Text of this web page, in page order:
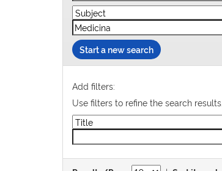
Start a new search
Add filters:
Use filters to refine the search results.